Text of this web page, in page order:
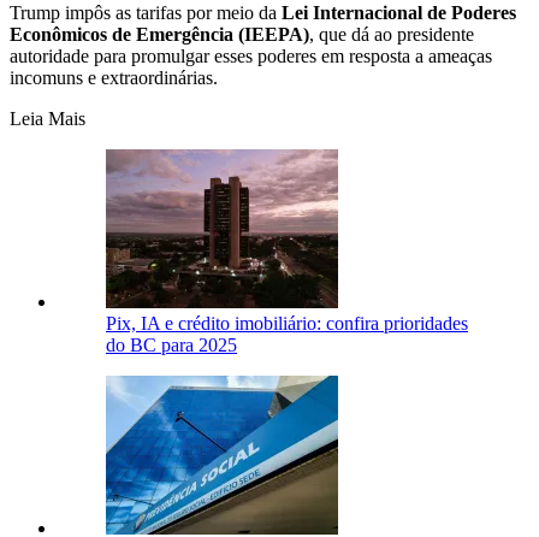
Trump impôs as tarifas por meio da Lei Internacional de Poderes
Econômicos de Emergência (IEEPA), que dá ao presidente
autoridade para promulgar esses poderes em resposta a ameaças
incomuns e extraordinárias.
Leia Mais
Pix, IA e crédito imobiliário: confira prioridades
do BC para 2025